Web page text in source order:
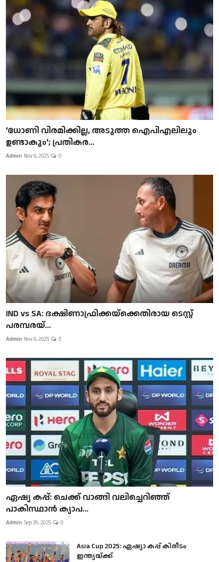
'ധോണി വിരമിക്കില്ല, അടുത്ത ഐപിഎലിലും
ഉണ്ടാകും'; പ്രതികര...
Admin Nov 6, 2025 0
IND vs SA: ദക്ഷിണാഫ്രിക്കയ്‌ക്കെതിരായ ടെസ്റ്റ്
പരമ്പരയ്...
Admin Nov 6, 2025 0
ഏഷ്യ കപ്പ്: ചെക്ക് വാങ്ങി വലിച്ചെറിഞ്ഞ്
പാകിസ്ഥാൻ ക്യാപ...
Admin Sep 29, 2025 0
Asia Cup 2025: ഏഷ്യാ കപ്പ് കിരീടം
ഇന്ത്യയ്ക്ക്